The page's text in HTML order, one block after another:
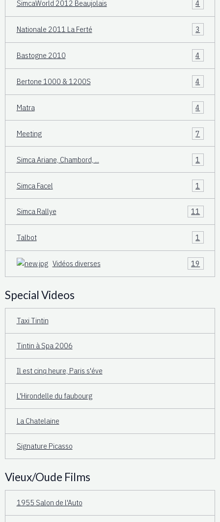
SimcaWorld 2012 Beaujolais 4
Nationale 2011 La Ferté 3
Bastogne 2010 4
Bertone 1000 & 1200S 4
Matra 4
Meeting 7
Simca Ariane, Chambord, ... 1
Simca Facel 1
Simca Rallye 11
Talbot 1
Vidéos diverses 19
Special Videos
Taxi Tintin
Tintin à Spa 2006
Il est cinq heure, Paris s'éve
L'Hirondelle du faubourg
La Chatelaine
Signature Picasso
Vieux/Oude Films
1955 Salon de l'Auto